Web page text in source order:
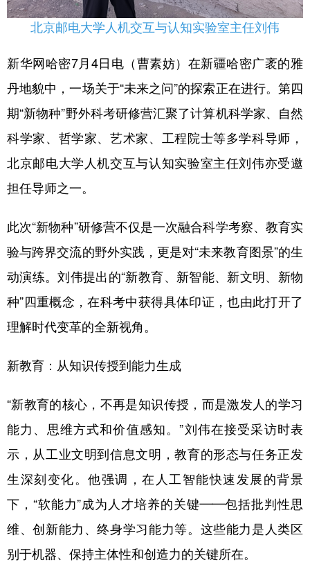
辽宁 吉林 上海 江苏
山东 河南 湖北 湖南
四川 贵州 云南 西藏
陕西 甘肃 青海 宁夏
新疆
English Español Français عربى
Русский язык 日本語 한국어
Deutsch Português
北京邮电大学人机交互与认知实验室主任刘伟
新华网哈密7月4日电（曹素妨）在新疆哈密广袤的雅
丹地貌中，一场关于“未来之问”的探索正在进行。第四
期“新物种”野外科考研修营汇聚了计算机科学家、自然
科学家、哲学家、艺术家、工程院士等多学科导师，
北京邮电大学人机交互与认知实验室主任刘伟亦受邀
担任导师之一。
此次“新物种”研修营不仅是一次融合科学考察、教育实
验与跨界交流的野外实践，更是对“未来教育图景”的生
动演练。刘伟提出的“新教育、新智能、新文明、新物
种”四重概念，在科考中获得具体印证，也由此打开了
理解时代变革的全新视角。
新教育：从知识传授到能力生成
“新教育的核心，不再是知识传授，而是激发人的学习
能力、思维方式和价值感知。”刘伟在接受采访时表
示，从工业文明到信息文明，教育的形态与任务正发
生深刻变化。他强调，在人工智能快速发展的背景
下，“软能力”成为人才培养的关键——包括批判性思
维、创新能力、终身学习能力等。这些能力是人类区
别于机器、保持主体性和创造力的关键所在。